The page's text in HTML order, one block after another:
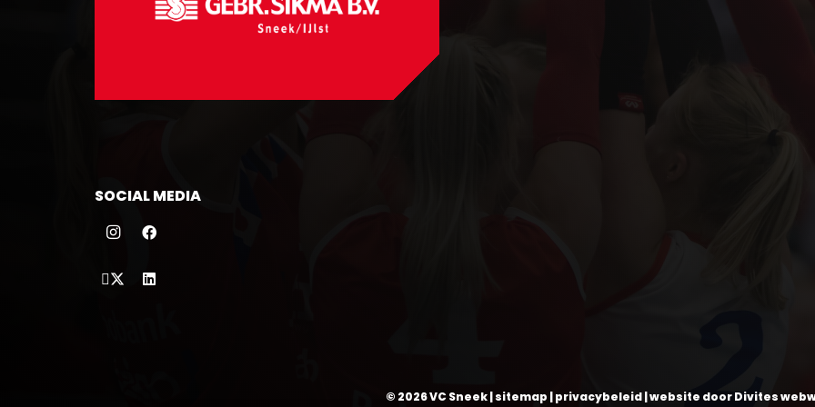
SOCIAL MEDIA
© 2026 VC Sneek |sitemap |privacybeleid| website doorDivites